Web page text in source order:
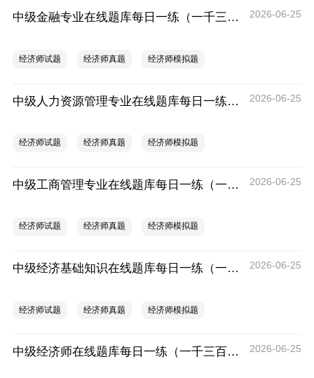
中级金融专业在线题库每日一练（一千三百三十） 2026-06-25
经济师试题 经济师真题 经济师模拟题
中级人力资源管理专业在线题库每日一练（一千三百三十） 2026-06-25
经济师试题 经济师真题 经济师模拟题
中级工商管理专业在线题库每日一练（一千三百三十） 2026-06-25
经济师试题 经济师真题 经济师模拟题
中级经济基础知识在线题库每日一练（一千三百三十一） 2026-06-25
经济师试题 经济师真题 经济师模拟题
中级经济师在线题库每日一练（一千三百三十） 2026-06-25